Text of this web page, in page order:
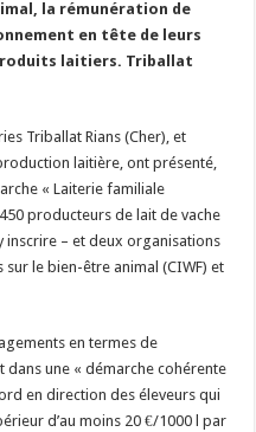
la rémunération de
en tête de leurs
laitiers. Triballat
Triballat Rians (Cher), et
laitière, ont présenté,
« Laiterie familiale
producteurs de lait de vache
inscrire – et deux organisations
le bien-être animal (CIWF) et
en termes de
dans une « démarche cohérente
en direction des éleveurs qui
d’au moins 20 €/1000 l par